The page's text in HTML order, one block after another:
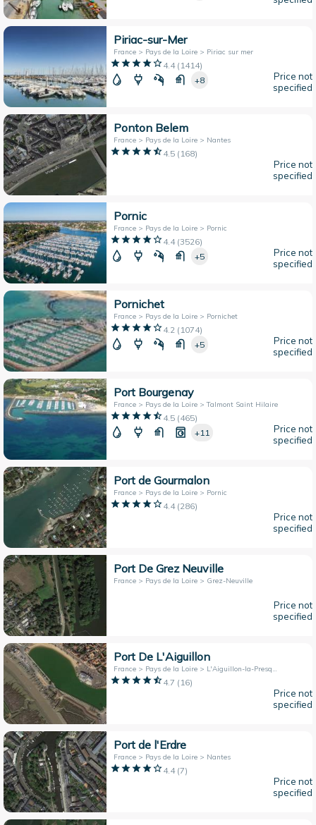
Piriac-sur-Mer
France > Pays de la Loire > Piriac sur mer
4.4( 1414)
+8
Price not
specified
Ponton Belem
France > Pays de la Loire > Nantes
4.5( 168)
Price not
specified
Pornic
France > Pays de la Loire > Pornic
4.4(3526)
+5
Price not
specified
Pornichet
France > Pays de la Loire > Pornichet
4.2( 1074)
+5
Price not
specified
Port Bourgenay
France > Pays de la Loire > Talmont Saint Hilaire
4.5(465)
+11
Price not
specified
Port de Gourmalon
France > Pays de la Loire > Pornic
4.4(286)
Price not
specified
Port De Grez Neuville
France > Pays de la Loire > Grez-Neuville
Price not
specified
Port De L'Aiguillon
France > Pays de la Loire > L'Aiguillon-la-Presqu'île
4.7 ( 16)
Price not
specified
Port de l'Erdre
France > Pays de la Loire > Nantes
4.4(7)
Price not
specified